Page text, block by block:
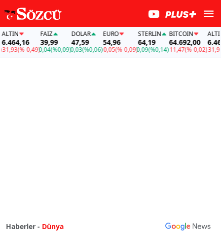
(%-0,49)
FAİZ
39,99
0,04(%0,09)
DOLAR
47,59
0,03(%0,06)
EURO
54,96
-0,05(%-0,09)
STERLIN
64,19
0,09(%0,14)
BITCOIN
64.692,00
-11,47(%-0,02)
ALTIN
-31,93
Haberler - Dünya